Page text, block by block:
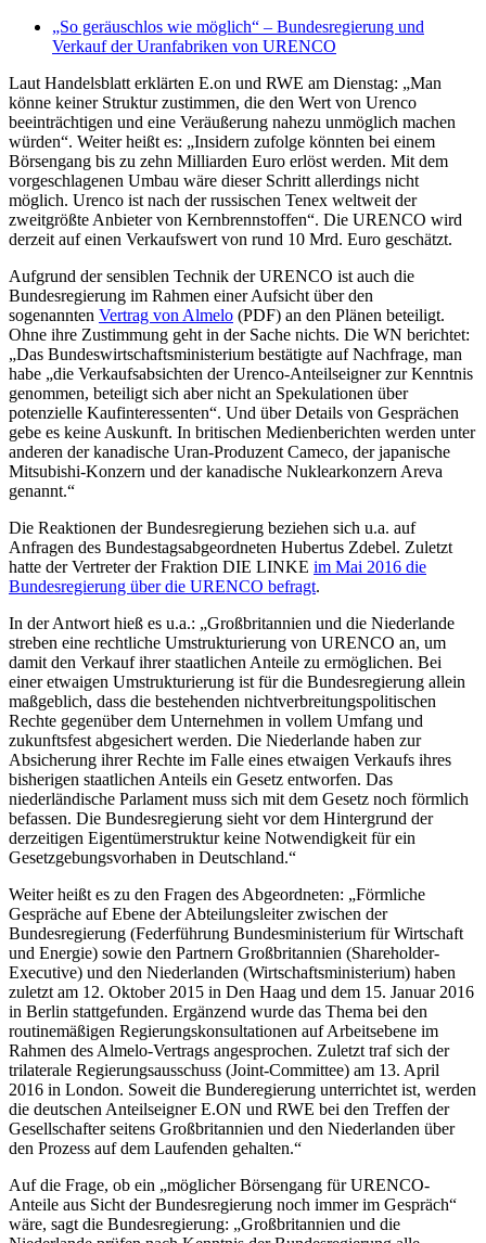
„So geräuschlos wie möglich“ – Bundesregierung und
Verkauf der Uranfabriken von URENCO
Laut Handelsblatt erklärten E.on und RWE am Dienstag: „Man
könne keiner Struktur zustimmen, die den Wert von Urenco
beeinträchtigen und eine Veräußerung nahezu unmöglich machen
würden“. Weiter heißt es: „Insidern zufolge könnten bei einem
Börsengang bis zu zehn Milliarden Euro erlöst werden. Mit dem
vorgeschlagenen Umbau wäre dieser Schritt allerdings nicht
möglich. Urenco ist nach der russischen Tenex weltweit der
zweitgrößte Anbieter von Kernbrennstoffen“. Die URENCO wird
derzeit auf einen Verkaufswert von rund 10 Mrd. Euro geschätzt.
Aufgrund der sensiblen Technik der URENCO ist auch die
Bundesregierung im Rahmen einer Aufsicht über den
sogenannten Vertrag von Almelo (PDF) an den Plänen beteiligt.
Ohne ihre Zustimmung geht in der Sache nichts. Die WN berichtet:
„Das Bundeswirtschaftsministerium bestätigte auf Nachfrage, man
habe „die Verkaufsabsichten der Urenco-Anteilseigner zur Kenntnis
genommen, beteiligt sich aber nicht an Spekulationen über
potenzielle Kaufinteressenten“. Und über Details von Gesprächen
gebe es keine Auskunft. In britischen Medienberichten werden unter
anderen der kanadische Uran-Produzent Cameco, der japanische
Mitsubishi-Konzern und der kanadische Nuklearkonzern Areva
genannt.“
Die Reaktionen der Bundesregierung beziehen sich u.a. auf
Anfragen des Bundestagsabgeordneten Hubertus Zdebel. Zuletzt
hatte der Vertreter der Fraktion DIE LINKE im Mai 2016 die
Bundesregierung über die URENCO befragt.
In der Antwort hieß es u.a.: „Großbritannien und die Niederlande
streben eine rechtliche Umstrukturierung von URENCO an, um
damit den Verkauf ihrer staatlichen Anteile zu ermöglichen. Bei
einer etwaigen Umstrukturierung ist für die Bundesregierung allein
maßgeblich, dass die bestehenden nichtverbreitungspolitischen
Rechte gegenüber dem Unternehmen in vollem Umfang und
zukunftsfest abgesichert werden. Die Niederlande haben zur
Absicherung ihrer Rechte im Falle eines etwaigen Verkaufs ihres
bisherigen staatlichen Anteils ein Gesetz entworfen. Das
niederländische Parlament muss sich mit dem Gesetz noch förmlich
befassen. Die Bundesregierung sieht vor dem Hintergrund der
derzeitigen Eigentümerstruktur keine Notwendigkeit für ein
Gesetzgebungsvorhaben in Deutschland.“
Weiter heißt es zu den Fragen des Abgeordneten: „Förmliche
Gespräche auf Ebene der Abteilungsleiter zwischen der
Bundesregierung (Federführung Bundesministerium für Wirtschaft
und Energie) sowie den Partnern Großbritannien (Shareholder-
Executive) und den Niederlanden (Wirtschaftsministerium) haben
zuletzt am 12. Oktober 2015 in Den Haag und dem 15. Januar 2016
in Berlin stattgefunden. Ergänzend wurde das Thema bei den
routinemäßigen Regierungskonsultationen auf Arbeitsebene im
Rahmen des Almelo-Vertrags angesprochen. Zuletzt traf sich der
trilaterale Regierungsausschuss (Joint-Committee) am 13. April
2016 in London. Soweit die Bunderegierung unterrichtet ist, werden
die deutschen Anteilseigner E.ON und RWE bei den Treffen der
Gesellschafter seitens Großbritannien und den Niederlanden über
den Prozess auf dem Laufenden gehalten.“
Auf die Frage, ob ein „möglicher Börsengang für URENCO-
Anteile aus Sicht der Bundesregierung noch immer im Gespräch“
wäre, sagt die Bundesregierung: „Großbritannien und die